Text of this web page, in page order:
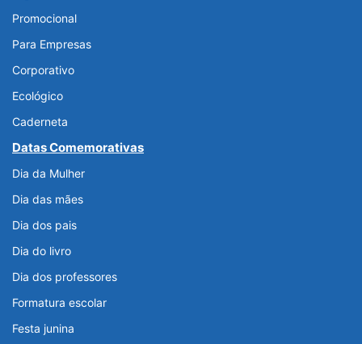
Promocional
Para Empresas
Corporativo
Ecológico
Caderneta
Datas Comemorativas
Dia da Mulher
Dia das mães
Dia dos pais
Dia do livro
Dia dos professores
Formatura escolar
Festa junina